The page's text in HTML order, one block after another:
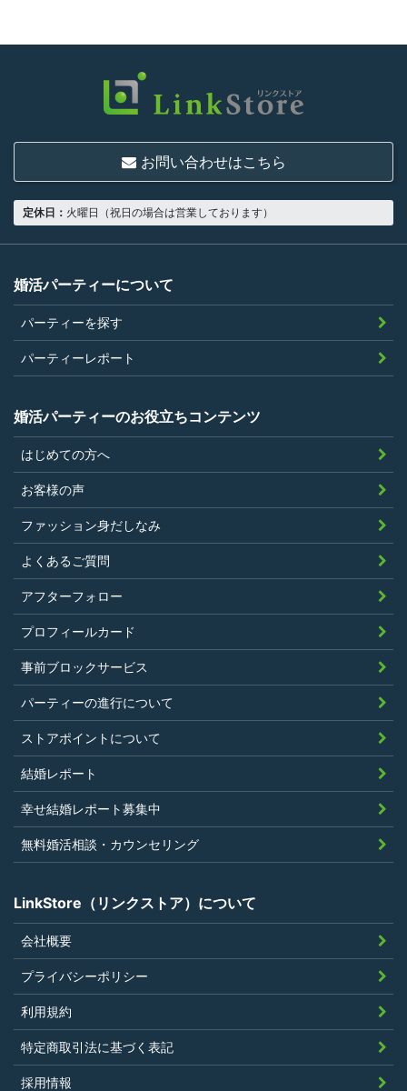
いものとします。
18歳以上の独身者であること
男性は収入があること
当社の指定する環境でサービスを利用で
当社が企画するパーティープランに設定
されている年齢条件にあてはまっている
こと。
参加条件があり証明書が必要なパーティ
ーは、その条件にあてはまっており且つ
弊社が希望する証明書を持参できるこ
過去に、当社運営サービスにおいて、不
正行為、ストーカー行為、クレジットカ
ードの不正利用その他問題のある行為を
したことがないこと
暴力団等の反社会的勢力の関係者でな
く、また、法令違反あるいは公序良俗違
反行為等反社会的活動を行ったことがな
いこと
当社の独自の裁量によりLinkStoreの運営
上問題があると判断されたことがないこ
と
過去に会員登録を抹消されたり、利用停
止処分を受けたことがないこと
当社の提供するサービスと同一または類
似のサービスを提供することを業とする
法人または個人若しくはそれらの従業者
でないこと
利用者は、本規約に違反することなく、
LinkStoreを利用することにより、当社が定
める基準に従ったポイントの付与を受けるこ
とができます。
お問い合わせはこちら
定休日： 火曜日（祝日の場合は営業しております）
婚活パーティーについて
パーティーを探す
パーティーレポート
婚活パーティーのお役立ちコンテンツ
はじめての方へ
お客様の声
ファッション身だしなみ
よくあるご質問
アフターフォロー
プロフィールカード
事前ブロックサービス
パーティーの進行について
ストアポイントについて
結婚レポート
幸せ結婚レポート募集中
無料婚活相談・カウンセリング
LinkStore（リンクストア）について
会社概要
プライバシーポリシー
利用規約
特定商取引法に基づく表記
採用情報